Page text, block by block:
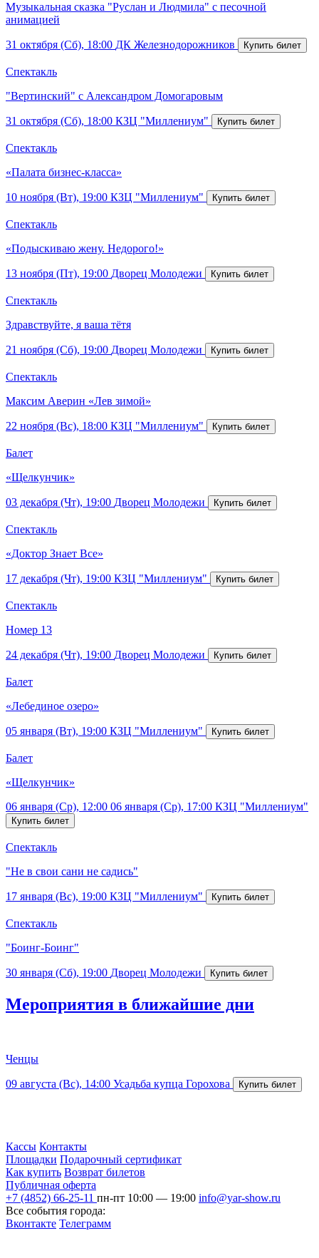
Музыкальная сказка "Руслан и Людмила" с песочной
анимацией
31 октября (Сб), 18:00 ДК Железнодорожников
Спектакль
"Вертинский" с Александром Домогаровым
31 октября (Сб), 18:00 КЗЦ "Миллениум"
Спектакль
«Палата бизнес-класса»
10 ноября (Вт), 19:00 КЗЦ "Миллениум"
Спектакль
«Подыскиваю жену. Недорого!»
13 ноября (Пт), 19:00 Дворец Молодежи
Спектакль
Здравствуйте, я ваша тётя
21 ноября (Сб), 19:00 Дворец Молодежи
Спектакль
Максим Аверин «Лев зимой»
22 ноября (Вс), 18:00 КЗЦ "Миллениум"
Балет
«Щелкунчик»
03 декабря (Чт), 19:00 Дворец Молодежи
Спектакль
«Доктор Знает Все»
17 декабря (Чт), 19:00 КЗЦ "Миллениум"
Спектакль
Номер 13
24 декабря (Чт), 19:00 Дворец Молодежи
Балет
«Лебединое озеро»
05 января (Вт), 19:00 КЗЦ "Миллениум"
Балет
«Щелкунчик»
06 января (Ср), 12:00 06 января (Ср), 17:00 КЗЦ "Миллениум"
Спектакль
"Не в свои сани не садись"
17 января (Вс), 19:00 КЗЦ "Миллениум"
Спектакль
"Боинг-Боинг"
30 января (Сб), 19:00 Дворец Молодежи
Мероприятия в ближайшие дни
Ченцы
09 августа (Вс), 14:00 Усадьба купца Горохова
Кассы Контакты
Площадки Подарочный сертификат
Как купить Возврат билетов
Публичная оферта
+7 (4852) 66-25-11 пн-пт 10:00 — 19:00 info@yar-show.ru
Все события города:
Вконтакте Телеграмм